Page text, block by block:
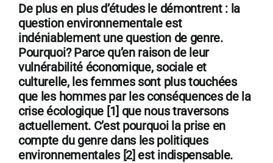
De plus en plus d’études le démontrent : la
question environnementale est
indéniablement une question de genre.
Pourquoi? Parce qu’en raison de leur
vulnérabilité économique, sociale et
culturelle, les femmes sont plus touchées
que les hommes par les conséquences de la
crise écologique [1] que nous traversons
actuellement. C’est pourquoi la prise en
compte du genre dans les politiques
environnementales [2] est indispensable.